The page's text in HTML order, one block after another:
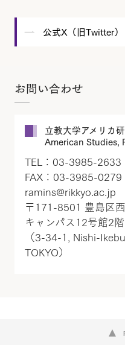
公式X（旧Twitter）
お問い合わせ
立教大学アメリ
American Studies,
TEL：03-3985-2633
FAX：03-3985-0279
ramins@rikkyo.ac.jp
〒171-8501 豊島区
キャンパス12号館2階
（3-34-1, Nishi-
TOKYO）